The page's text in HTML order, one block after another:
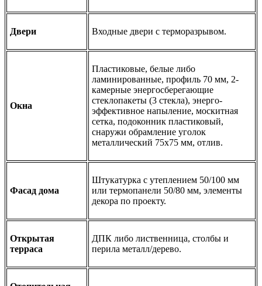
Двери Входные двери с терморазрывом.
Окна
Пластиковые, белые либо
ламинированные, профиль 70 мм, 2-
камерные энергосберегающие
стеклопакеты (3 стекла), энерго-
эффективное напыление, москитная
сетка, подоконник пластиковый,
снаружи обрамление уголок
металлический 75х75 мм, отлив.
Фасад дома
Штукатурка с утеплением 50/100 мм
или термопанели 50/80 мм, элементы
декора по проекту.
Открытая
терраса
ДПК либо лиственница, столбы и
перила металл/дерево.